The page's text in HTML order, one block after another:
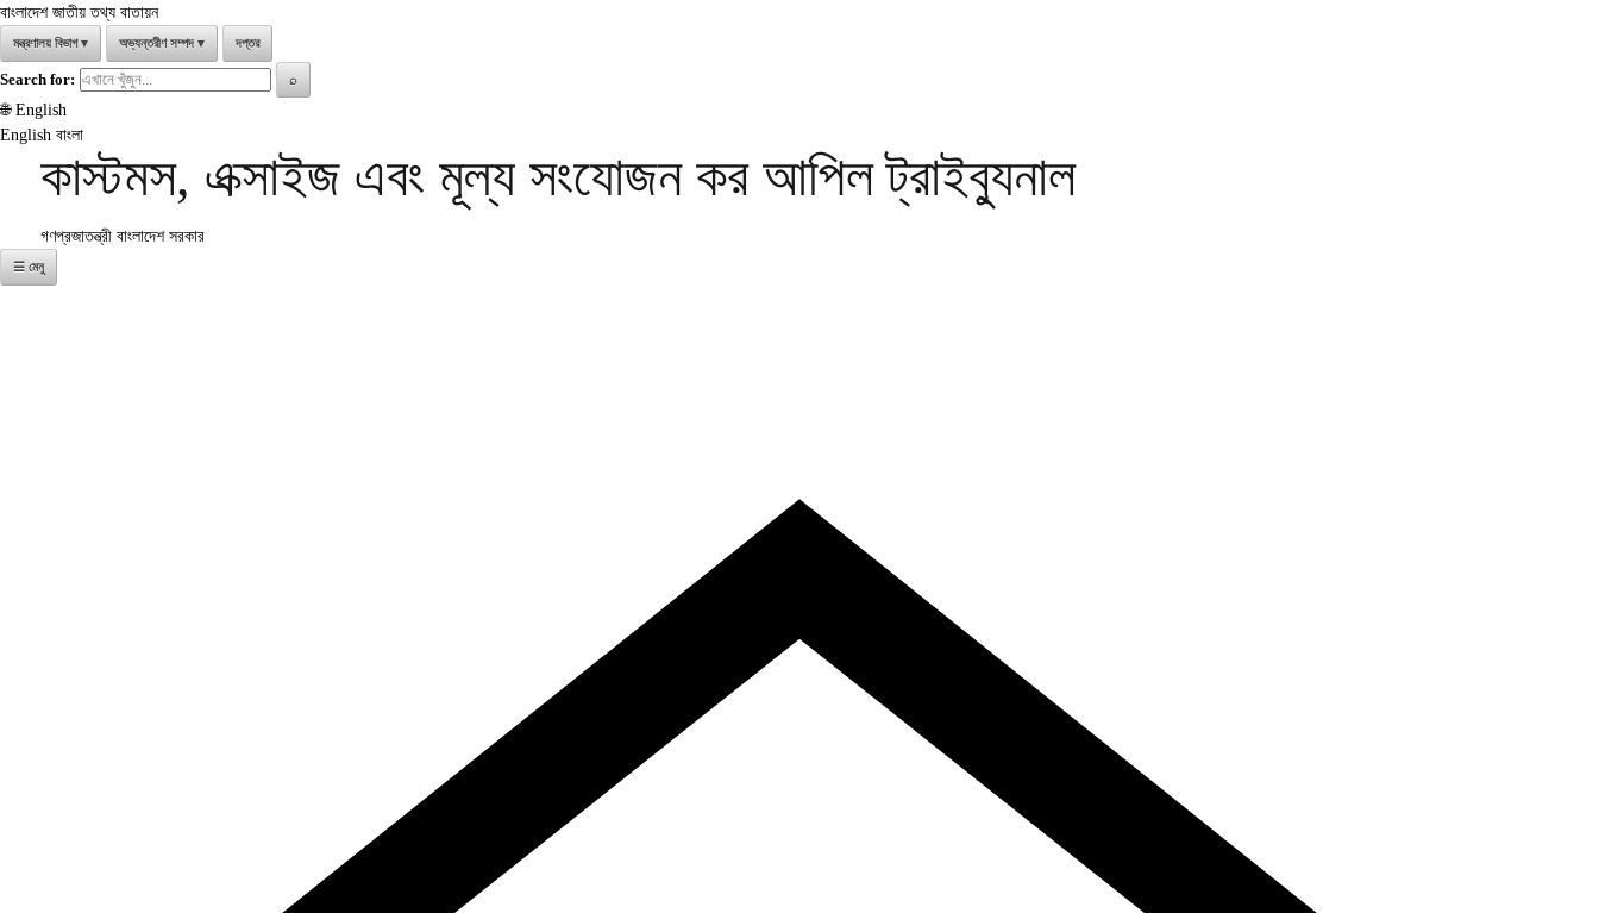
বাংলাদেশ জাতীয় তথ্য বাতায়ন
মন্ত্রণালয় বিভাগ ▾ অভ্যন্তরীণ সম্পদ ▾ দপ্তর
Search for: ⌕
🌐 English
English বাংলা
কাস্টমস, এক্সাইজ এবং মূল্য সংযোজন কর আপিল ট্রাইব্যুনাল
গণপ্রজাতন্ত্রী বাংলাদেশ সরকার
☰ মেনু